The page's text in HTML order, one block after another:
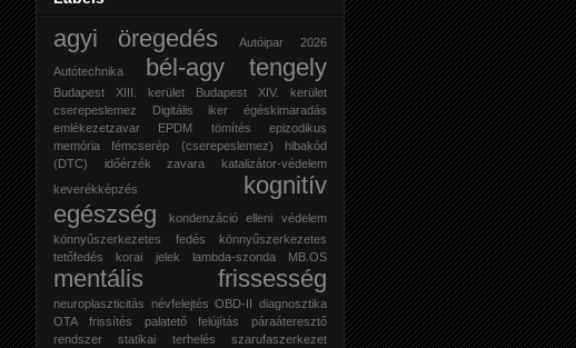
agyi öregedés Autóipar 2026
Autótechnika bél-agy tengely
Budapest XIII. kerület
Budapest XIV. kerület
cserepeslemez
Digitális iker
égéskimaradás
emlékezetzavar
EPDM tömítés
epizodikus
memória
fémcserép (cserepeslemez)
hibakód
(DTC)
időérzék zavara
katalizátor-védelem
keverékképzés
kognitív
egészség
kondenzáció elleni védelem
könnyűszerkezetes fedés
könnyűszerkezetes
tetőfedés
korai jelek lambda-szonda MB.OS
mentális frissesség
neuroplaszticitás névfelejtés OBD-II diagnosztika
OTA frissítés
palatető felújítás
páraáteresztő
rendszer
statikai terhelés
szarufaszerkezet